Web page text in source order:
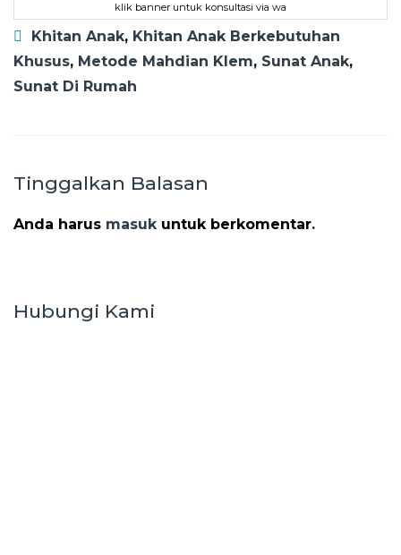
klik banner untuk konsultasi via wa
Khitan Anak, Khitan Anak Berkebutuhan
Khusus, Metode Mahdian Klem, Sunat Anak,
Sunat Di Rumah
Tinggalkan Balasan
Anda harus masukuntuk berkomentar.
Hubungi Kami